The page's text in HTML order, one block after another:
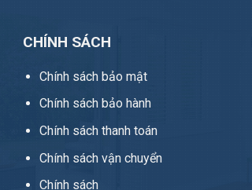
CHÍNH SÁCH
Chính sách bảo mật
Chính sách bảo hành
Chính sách thanh toán
Chính sách vận chuyển
Chính sách